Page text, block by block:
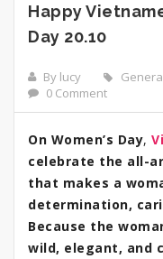
Happy
Day 20.10
By lucy
0 Comment
On Women’s Day,
celebrate the all-
that makes a
determination,
Because the
wild, elegant, and